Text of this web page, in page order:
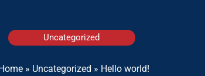
Uncategorized
Home » Uncategorized » Hello world!